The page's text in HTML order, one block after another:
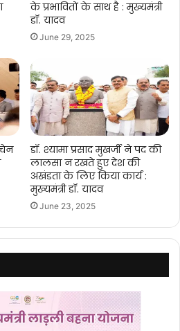
के प्रभावितों के साथ है : मुख्यमंत्री
डॉ. यादव
June 29, 2025
डॉ. श्यामा प्रसाद मुखर्जी ने पद की
लालसा न रखते हुए देश की
अखंडता के लिए किया कार्य :
मुख्यमंत्री डॉ. यादव
June 23, 2025